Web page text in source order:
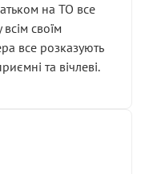
на ТО все
своїм
все розказують
та вічлеві.